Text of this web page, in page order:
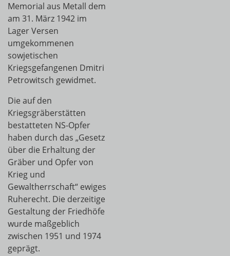
Memorial aus Metall dem
am 31. März 1942 im
Lager Versen
umgekommenen
sowjetischen
Kriegsgefangenen Dmitri
Petrowitsch gewidmet.
Die auf den
Kriegsgräberstätten
bestatteten NS-Opfer
haben durch das „Gesetz
über die Erhaltung der
Gräber und Opfer von
Krieg und
Gewaltherrschaft“ ewiges
Ruherecht. Die derzeitige
Gestaltung der Friedhöfe
wurde maßgeblich
zwischen 1951 und 1974
geprägt.